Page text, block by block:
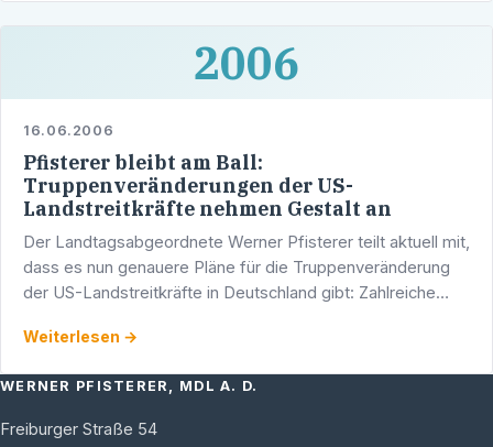
2006
16.06.2006
Pfisterer bleibt am Ball:
Truppenveränderungen der US-
Landstreitkräfte nehmen Gestalt an
Der Landtagsabgeordnete Werner Pfisterer teilt aktuell mit,
dass es nun genauere Pläne für die Truppenveränderung
der US-Landstreitkräfte in Deutschland gibt: Zahlreiche
Weiterlesen →
WERNER PFISTERER, MDL A. D.
Freiburger Straße 54